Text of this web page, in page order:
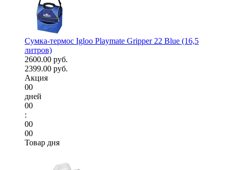
Сумка-термос Igloo Playmate Gripper 22 Blue (16,5
литров)
2600.00 руб.
2399.00 руб.
Акция
00
дней
00
:
00
00
Товар дня